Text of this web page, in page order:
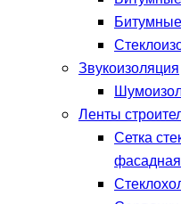
Звукоизоляция
Ленты
Сетка
фасадная